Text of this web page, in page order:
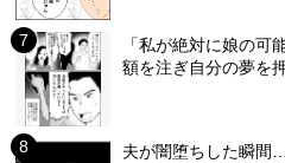
「私が絶対に娘の
額を注ぎ自分の夢を
夫が闇堕ちした瞬間